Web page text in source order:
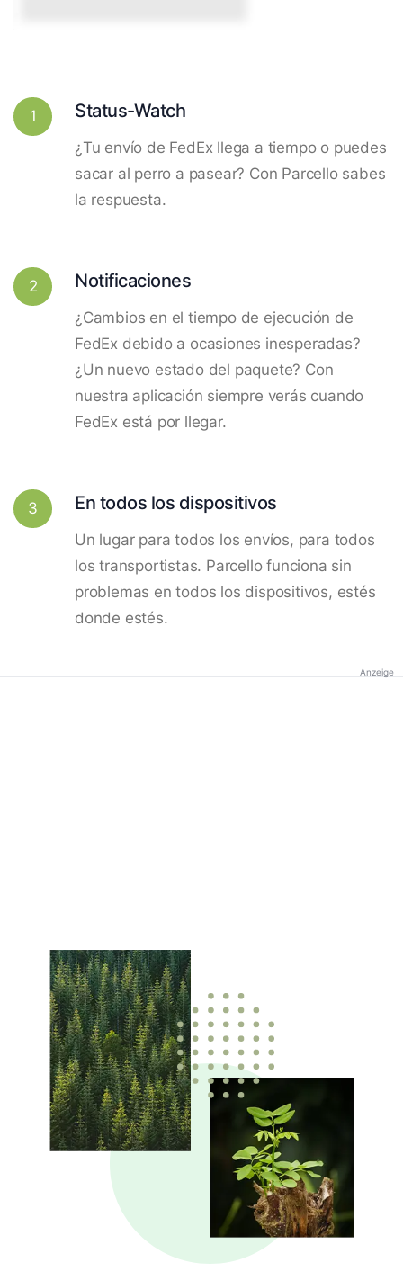
1 Status-Watch
¿Tu envío de FedEx llega a tiempo o puedes
sacar al perro a pasear? Con Parcello sabes
la respuesta.
2 Notificaciones
¿Cambios en el tiempo de ejecución de
FedEx debido a ocasiones inesperadas?
¿Un nuevo estado del paquete? Con
nuestra aplicación siempre verás cuando
FedEx está por llegar.
3 En todos los dispositivos
Un lugar para todos los envíos, para todos
los transportistas. Parcello funciona sin
problemas en todos los dispositivos, estés
donde estés.
Anzeige